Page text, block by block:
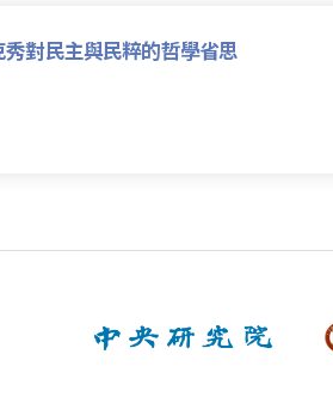
對民主與民粹的哲學省思